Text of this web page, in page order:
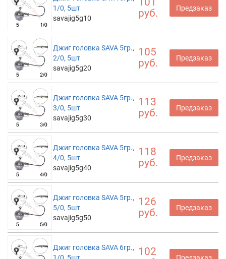
1/0, 5шт
savajig5g10
руб.
Предзаказ
Джиг головка SAVA 5гр.,
2/0, 5шт
savajig5g20
105
руб.
Предзаказ
Джиг головка SAVA 5гр.,
3/0, 5шт
savajig5g30
113
руб.
Предзаказ
Джиг головка SAVA 5гр.,
4/0, 5шт
savajig5g40
118
руб.
Предзаказ
Джиг головка SAVA 5гр.,
5/0, 5шт
savajig5g50
126
руб.
Предзаказ
Джиг головка SAVA 6гр.,
102